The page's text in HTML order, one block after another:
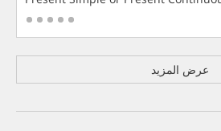
عرض المزيد